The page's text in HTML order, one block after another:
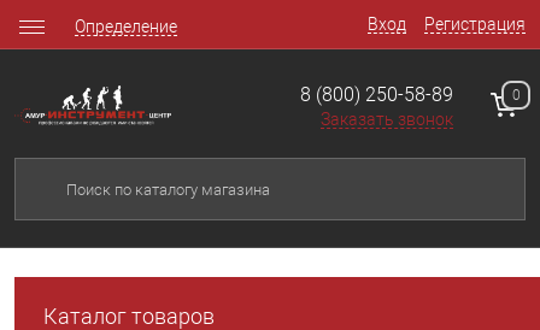
Вход Регистрация
Определение
8 (800) 250-58-89
Заказать звонок
0
Каталог товаров